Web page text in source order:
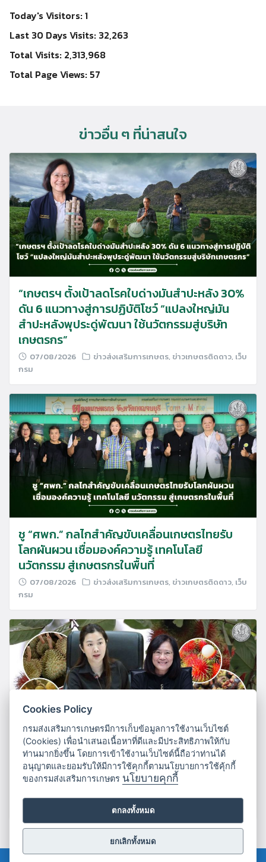
Today's Visitors:1
Last 30 Days Visits: 32,263
Total Visits: 2,313,968
Total Page Views: 57
ข่าวอื่น ๆ ที่น่าสนใจ
“เกษตรฯ ตั้งเป้าลดโรคใบด่างมันสำปะหลัง 30%
ดัน 6 แนวทางสู่การปฏิบัติโชว์ “แปลงใหญ่มัน
สำปะหลังพุประดู่พัฒนา ใช้นวัตกรรมสู่บริษัท
เกษตรกร”
07/08/2026 ข่าวส่งเสริมการเกษตร, ข่าวเกษตรติดดาว, เว็บ
กรม
ชู “ศพก.” กลไกสำคัญขับเคลื่อนเกษตรไทยรับ
โลกผันผวน เชื่อมองค์ความรู้ เทคโนโลยี
นวัตกรรม สู่เกษตรกรในพื้นที่
07/08/2026 ข่าวส่งเสริมการเกษตร, ข่าวเกษตรติดดาว, เว็บ
กรม
เกษตรฯ บริหารจัดการผลไม้ใต้ปี 69 ชูคุณภาพ –
เชื่อมโยงตลาด สร้างรายได้เกษตรกรยั่งยืน
Cookies Policy
กรมส่งเสริมการเกษตรมีการเก็บข้อมูลการใช้งานเว็บไซต์
(Cookies) เพื่อนำเสนอเนื้อหาที่ดีและมีประสิทธิภาพให้กับ
ท่านมากยิ่งขึ้น โดยการเข้าใช้งานเว็บไซต์นี้ถือว่าท่านได้
อนุญาตและยอมรับให้มีการใช้คุกกี้ตามนโยบายการใช้คุ้กกี้
ของกรมส่งเสริมการเกษตร นโยบายคุกกี้
ตกลงทั้งหมด
ยกเลิกทั้งหมด